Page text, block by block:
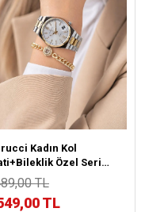
Kadın Kol
Özel Seri
Kordon Kararma Renk
Yapmaz VS.BLKT.1044
TL
TL